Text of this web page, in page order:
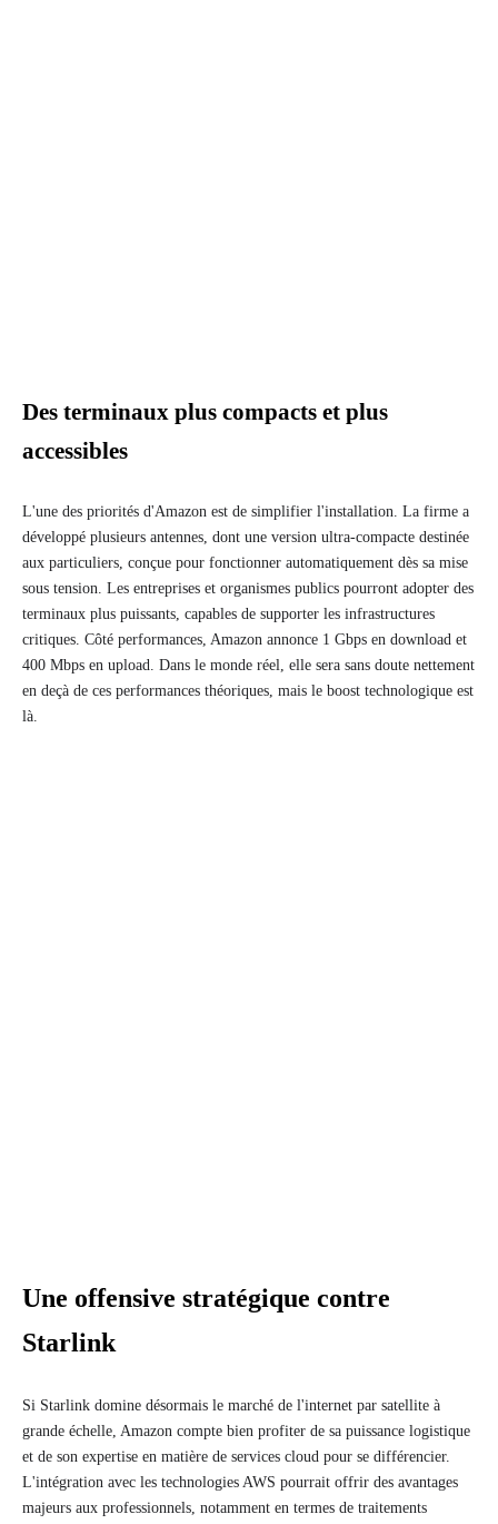
Des terminaux plus compacts et plus
accessibles
L'une des priorités d'Amazon est de simplifier l'installation. La firme a
développé plusieurs antennes, dont une version ultra-compacte destinée
aux particuliers, conçue pour fonctionner automatiquement dès sa mise
sous tension. Les entreprises et organismes publics pourront adopter des
terminaux plus puissants, capables de supporter les infrastructures
critiques. Côté performances, Amazon annonce 1 Gbps en download et
400 Mbps en upload. Dans le monde réel, elle sera sans doute nettement
en deçà de ces performances théoriques, mais le boost technologique est
là.
Une offensive stratégique contre
Starlink
Si Starlink domine désormais le marché de l'internet par satellite à
grande échelle, Amazon compte bien profiter de sa puissance logistique
et de son expertise en matière de services cloud pour se différencier.
L'intégration avec les technologies AWS pourrait offrir des avantages
majeurs aux professionnels, notamment en termes de traitements